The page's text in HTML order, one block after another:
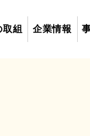
組 企業情報